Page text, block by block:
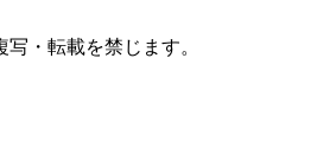
写・転載を禁じます。